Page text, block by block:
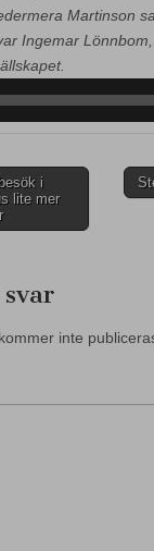
Martinson
Ingemar
i
lite mer
inte